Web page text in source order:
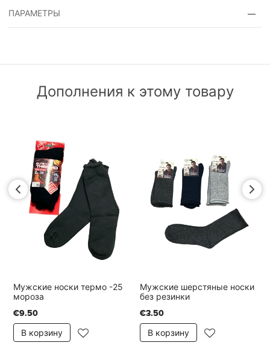
693586262719729
ПАРАМЕТРЫ
Дополнения к этому товару
Мужские носки термо -25
мороза
€9.50
В корзину
Мужские шерстяные носки
без резинки
€3.50
В корзину